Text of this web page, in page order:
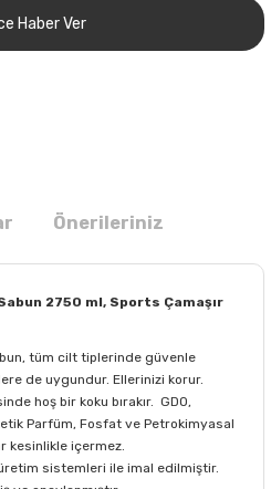
Haber Ver
Önerileriniz
2750 ml, Sports Çamaşır
tüm cilt tiplerinde güvenle
de uygundur. Ellerinizi korur.
hoş bir koku bırakır. GDO,
Parfüm, Fosfat ve Petrokimyasal
kesinlikle içermez.
sistemleri ile imal edilmiştir.